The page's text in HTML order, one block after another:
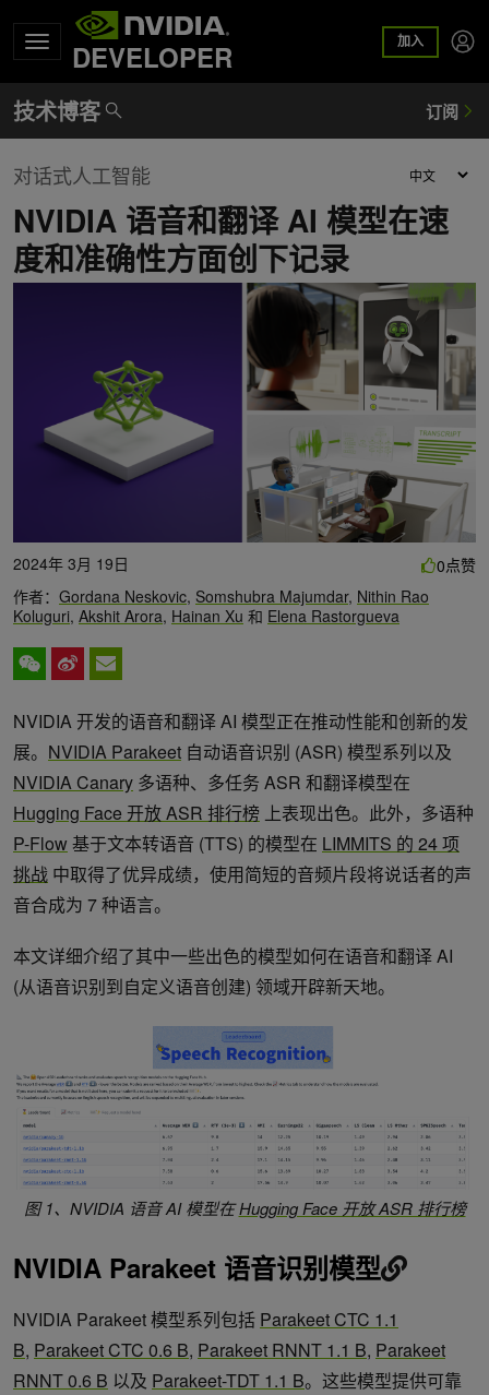
DEVELOPER 加入
对话式人工智能
NVIDIA 语音和翻译 AI 模型在速
度和准确性方面创下记录
2024年 3月 19日
作者： Gordana Neskovic, Somshubra Majumdar, Nithin Rao
Koluguri, Akshit Arora, Hainan Xu 和 Elena Rastorgueva
0点赞
NVIDIA 开发的语音和翻译 AI 模型正在推动性能和创新的发
展。 NVIDIA Parakeet 自动语音识别 (ASR) 模型系列以及
NVIDIA Canary 多语种、多任务 ASR 和翻译模型在
Hugging Face 开放 ASR 排行榜 上表现出色。此外，多语种
P-Flow 基于文本转语音 (TTS) 的模型在 LIMMITS 的 24 项
挑战 中取得了优异成绩，使用简短的音频片段将说话者的声
音合成为 7 种语言。
本文详细介绍了其中一些出色的模型如何在语音和翻译 AI
(从语音识别到自定义语音创建) 领域开辟新天地。
图 1、 NVIDIA 语音 AI 模型在Hugging Face 开放 ASR 排行榜
NVIDIA Parakeet 语音识别模型
NVIDIA Parakeet 模型系列包括 Parakeet CTC 1.1
B, Parakeet CTC 0.6 B, Parakeet RNNT 1.1 B, Parakeet
RNNT 0.6 B 以及 Parakeet-TDT 1.1 B。这些模型提供可靠